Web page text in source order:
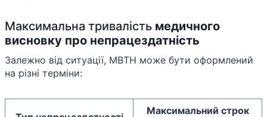
Максимальна тривалість медичного
висновку про непрацездатність
Залежно від ситуації, МВТН може бути оформлений
на різні терміни:
Максимальний строк